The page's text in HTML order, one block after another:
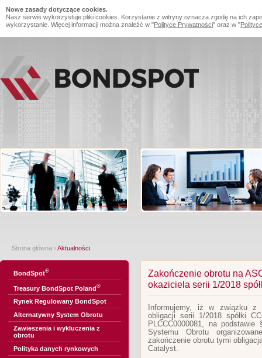
Nowe zasady dotyczące cookies.
Nasz serwis wykorzystuje pliki cookies. Korzystanie z witryny oznacza zgodę na ich
wykorzystanie. Więcej informacji można znaleźć w "Polityce Prywatności" oraz w "
Strona główna › Aktualności
BondSpot®
Treasury BondSpot Poland®
Rynek Regulowany BondSpot
Alternatywny System Obrotu
Zawieszenia i wykluczenia z
obrotu
Polityka danych rynkowych
Zakończenie obrotu na
okaziciela serii 1/2018
Informujemy, iż w związku z
obligacji serii 1/2018 spółki
PLCCC0000081, na
Systemu Obrotu
zakończenie obrotu tymi
Catalyst.